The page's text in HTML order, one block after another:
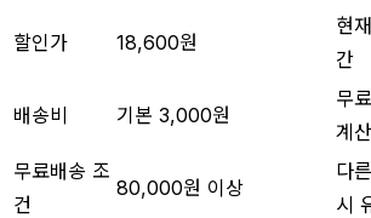
할인가 18,600원
현
간
배송비 기본 3,000원
무
계
무료배송 조
건
80,000원 이상
다
시